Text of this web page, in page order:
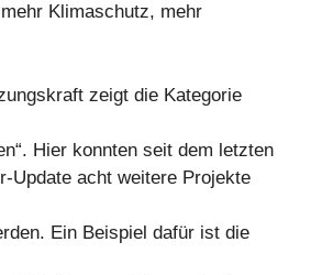
Klimaschutz, mehr
zeigt die Kategorie
Hier konnten seit dem letzten
Update acht weitere Projekte
Ein Beispiel dafür ist die